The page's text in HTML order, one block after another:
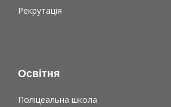
Рекрутація
Освітня
Поліцеальна школа